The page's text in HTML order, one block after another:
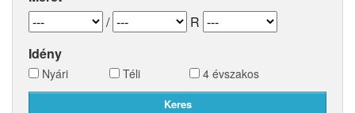
/
R
Idény
Nyári Téli 4 évszakos